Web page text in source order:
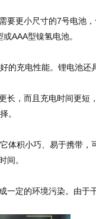
要更小尺寸的7号电池
AAA型镍氢电池。
的充电性能。锂电池还
，而且充电时间更短
。
体积小巧、易于携带，
间。
一定的环境污染。由于